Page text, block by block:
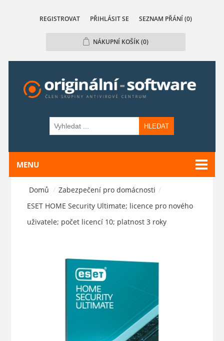
REGISTROVAT PŘIHLÁSIT SE SEZNAM PŘÁNÍ (0)
NÁKUPNÍ KOŠÍK(0)
HLEDAT
MENU
Domů / Zabezpečení pro domácnosti /
ESET HOME Security Ultimate; licence pro nového
uživatele; počet licencí 10; platnost 3 roky